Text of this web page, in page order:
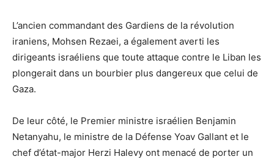
L’ancien commandant des Gardiens de la révolution
iraniens, Mohsen Rezaei, a également averti les
dirigeants israéliens que toute attaque contre le Liban les
plongerait dans un bourbier plus dangereux que celui de
Gaza.
De leur côté, le Premier ministre israélien Benjamin
Netanyahu, le ministre de la Défense Yoav Gallant et le
chef d’état-major Herzi Halevy ont menacé de porter un